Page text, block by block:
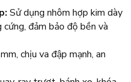
Sử dụng nhôm hợp kim dày
đảm bảo độ bền và
chịu va đập mạnh, an